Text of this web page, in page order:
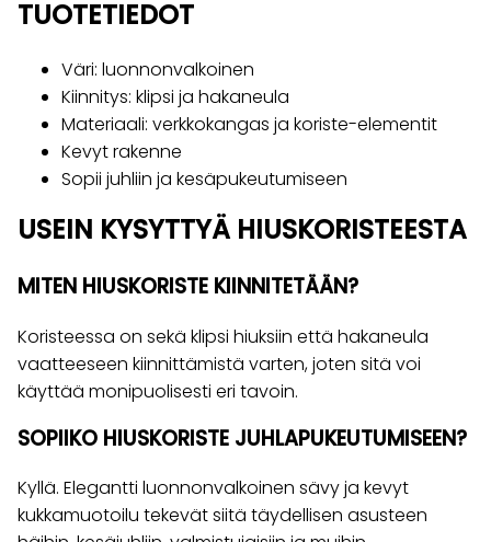
TUOTETIEDOT
Väri: luonnonvalkoinen
Kiinnitys: klipsi ja hakaneula
Materiaali: verkkokangas ja koriste-elementit
Kevyt rakenne
Sopii juhliin ja kesäpukeutumiseen
USEIN KYSYTTYÄ HIUSKORISTEESTA
MITEN HIUSKORISTE KIINNITETÄÄN?
Koristeessa on sekä klipsi hiuksiin että hakaneula
vaatteeseen kiinnittämistä varten, joten sitä voi
käyttää monipuolisesti eri tavoin.
SOPIIKO HIUSKORISTE JUHLAPUKEUTUMISEEN?
Kyllä. Elegantti luonnonvalkoinen sävy ja kevyt
kukkamuotoilu tekevät siitä täydellisen asusteen